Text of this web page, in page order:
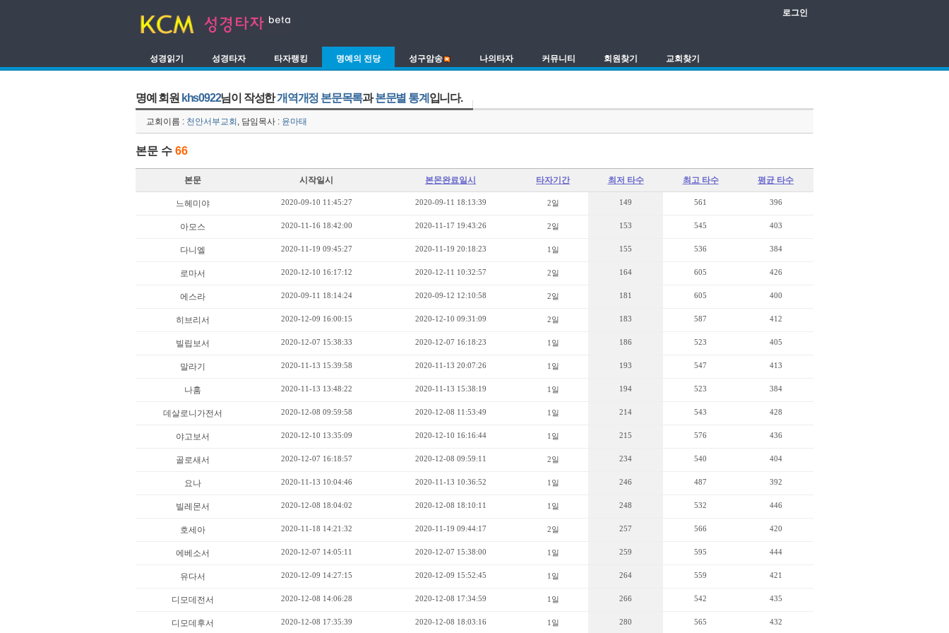
로그인
성경읽기 성경타자 타자랭킹 명예의 전당 성구암송 나의타자 커뮤니티 회원찾기 교회찾기
명예 회원 khs0922님이 작성한개역개정 본문목록과본문별 통계 입니다.
교회이름 : 천안서부교회 , 담임목사 : 윤마태
본문 수 66
본문 시작일시 본몬완료일시 타자기간 최저 타수 최고 타수 평균 타수
느헤미야 2020-09-10 11:45:27 2020-09-11 18:13:39 2일 149 561 396
아모스 2020-11-16 18:42:00 2020-11-17 19:43:26 2일 153 545 403
다니엘 2020-11-19 09:45:27 2020-11-19 20:18:23 1일 155 536 384
로마서 2020-12-10 16:17:12 2020-12-11 10:32:57 2일 164 605 426
에스라 2020-09-11 18:14:24 2020-09-12 12:10:58 2일 181 605 400
히브리서 2020-12-09 16:00:15 2020-12-10 09:31:09 2일 183 587 412
빌립보서 2020-12-07 15:38:33 2020-12-07 16:18:23 1일 186 523 405
말라기 2020-11-13 15:39:58 2020-11-13 20:07:26 1일 193 547 413
나훔 2020-11-13 13:48:22 2020-11-13 15:38:19 1일 194 523 384
데살로니가전서 2020-12-08 09:59:58 2020-12-08 11:53:49 1일 214 543 428
야고보서 2020-12-10 13:35:09 2020-12-10 16:16:44 1일 215 576 436
골로새서 2020-12-07 16:18:57 2020-12-08 09:59:11 2일 234 540 404
요나 2020-11-13 10:04:46 2020-11-13 10:36:52 1일 246 487 392
빌레몬서 2020-12-08 18:04:02 2020-12-08 18:10:11 1일 248 532 446
호세아 2020-11-18 14:21:32 2020-11-19 09:44:17 2일 257 566 420
에베소서 2020-12-07 14:05:11 2020-12-07 15:38:00 1일 259 595 444
유다서 2020-12-09 14:27:15 2020-12-09 15:52:45 1일 264 559 421
디모데전서 2020-12-08 14:06:28 2020-12-08 17:34:59 1일 266 542 435
디모데후서 2020-12-08 17:35:39 2020-12-08 18:03:16 1일 280 565 432